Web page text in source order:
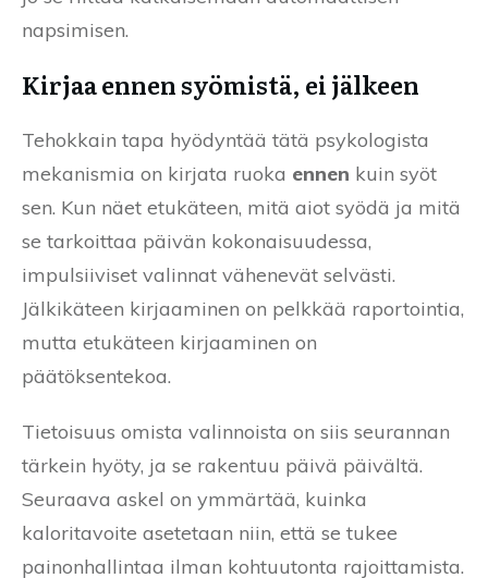
napsimisen.
Kirjaa ennen syömistä, ei jälkeen
Tehokkain tapa hyödyntää tätä psykologista
mekanismia on kirjata ruoka ennen kuin syöt
sen. Kun näet etukäteen, mitä aiot syödä ja mitä
se tarkoittaa päivän kokonaisuudessa,
impulsiiviset valinnat vähenevät selvästi.
Jälkikäteen kirjaaminen on pelkkää raportointia,
mutta etukäteen kirjaaminen on
päätöksentekoa.
Tietoisuus omista valinnoista on siis seurannan
tärkein hyöty, ja se rakentuu päivä päivältä.
Seuraava askel on ymmärtää, kuinka
kaloritavoite asetetaan niin, että se tukee
painonhallintaa ilman kohtuutonta rajoittamista.